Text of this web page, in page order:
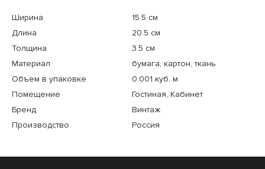
Ширина
15.5 см
Длина
20.5 см
Толщина
3.5 см
Материал
бумага, картон, ткань
Объем в упаковке
0.001 куб. м
Помещение
Гостиная, Кабинет
Бренд
Винтаж
Производство
Россия